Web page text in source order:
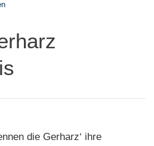
die Gerharz‘ ihre